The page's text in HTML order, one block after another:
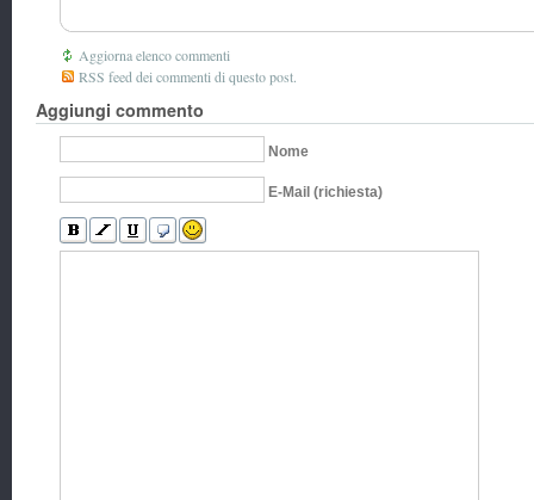
Aggiorna elenco commenti
RSS feed dei commenti di questo post.
Aggiungi commento
Nome
E-Mail (richiesta)